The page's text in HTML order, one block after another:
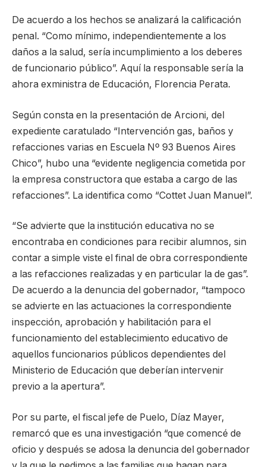
De acuerdo a los hechos se analizará la calificación
penal. “Como mínimo, independientemente a los
daños a la salud, sería incumplimiento a los deberes
de funcionario público”. Aquí la responsable sería la
ahora exministra de Educación, Florencia Perata.
Según consta en la presentación de Arcioni, del
expediente caratulado “Intervención gas, baños y
refacciones varias en Escuela Nº 93 Buenos Aires
Chico”, hubo una “evidente negligencia cometida por
la empresa constructora que estaba a cargo de las
refacciones”. La identifica como “Cottet Juan Manuel”.
“Se advierte que la institución educativa no se
encontraba en condiciones para recibir alumnos, sin
contar a simple viste el final de obra correspondiente
a las refacciones realizadas y en particular la de gas”.
De acuerdo a la denuncia del gobernador, “tampoco
se advierte en las actuaciones la correspondiente
inspección, aprobación y habilitación para el
funcionamiento del establecimiento educativo de
aquellos funcionarios públicos dependientes del
Ministerio de Educación que deberían intervenir
previo a la apertura”.
Por su parte, el fiscal jefe de Puelo, Díaz Mayer,
remarcó que es una investigación “que comencé de
oficio y después se adosa la denuncia del gobernador